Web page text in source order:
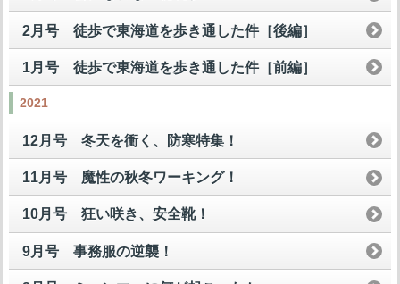
2月号 徒歩で東海道を歩き通した件［後編］
1月号 徒歩で東海道を歩き通した件［前編］
2021
12月号 冬天を衝く、防寒特集！
11月号 魔性の秋冬ワーキング！
10月号 狂い咲き、安全靴！
9月号 事務服の逆襲！